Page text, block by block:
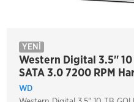
YENİ
Western Digital 3.5" 10
SATA 3.0 7200 RPM
WD